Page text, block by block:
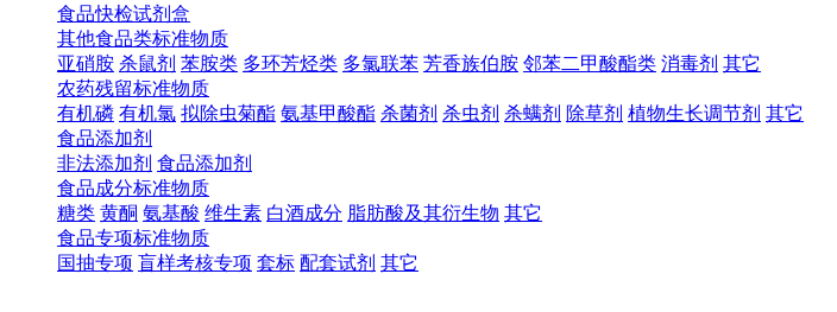
食品快检试剂盒
其他食品类标准物质
亚硝胺 杀鼠剂 苯胺类 多环芳烃类 多氯联苯 芳香族伯胺 邻苯二甲酸酯类 消毒剂 其它
农药残留标准物质
有机磷 有机氯 拟除虫菊酯 氨基甲酸酯 杀菌剂 杀虫剂 杀螨剂 除草剂 植物生长调节剂 其它
食品添加剂
非法添加剂 食品添加剂
食品成分标准物质
糖类 黄酮 氨基酸 维生素 白酒成分 脂肪酸及其衍生物 其它
食品专项标准物质
国抽专项 盲样考核专项 套标 配套试剂 其它